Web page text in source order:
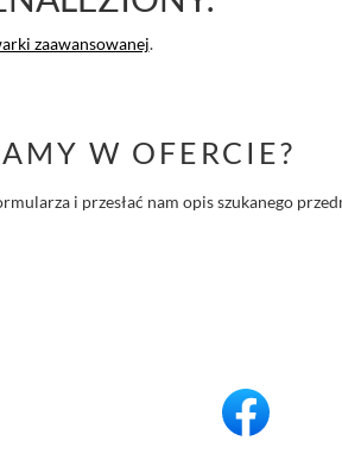
zaawansowanej.
W OFERCIE?
i przesłać nam opis szukanego